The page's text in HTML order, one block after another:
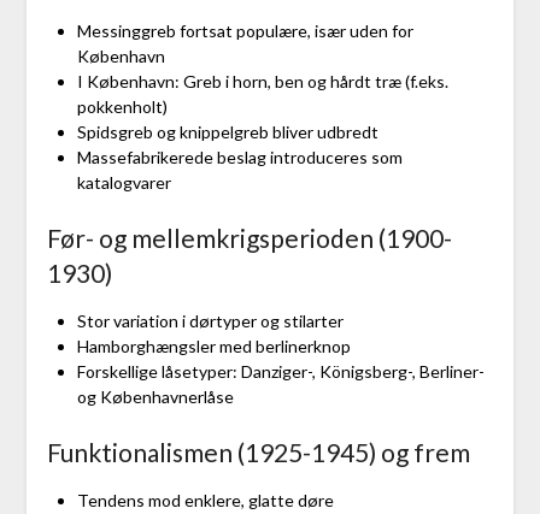
Messinggreb fortsat populære, især uden for
København
I København: Greb i horn, ben og hårdt træ (f.eks.
pokkenholt)
Spidsgreb og knippelgreb bliver udbredt
Massefabrikerede beslag introduceres som
katalogvarer
Før- og mellemkrigsperioden (1900-
1930)
Stor variation i dørtyper og stilarter
Hamborghængsler med berlinerknop
Forskellige låsetyper: Danziger-, Königsberg-, Berliner-
og Københavnerlåse
Funktionalismen (1925-1945) og frem
Tendens mod enklere, glatte døre